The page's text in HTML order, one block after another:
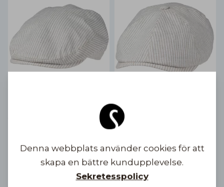
Rocky Gen Linen Stripe
3 färgalternativ
69,90 €
Denna webbplats använder cookies för att
skapa en bättre kundupplevelse.
Sekretesspolicy